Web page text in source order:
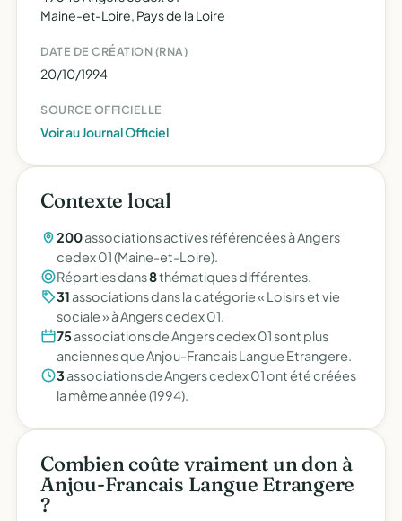
Maine-et-Loire, Pays de la Loire
DATE DE CRÉATION (RNA)
20/10/1994
SOURCE OFFICIELLE
Voir au Journal Officiel
Contexte local
200associations actives référencées à Angers
cedex 01 (Maine-et-Loire).
Réparties dans8thématiques différentes.
31 associations dans la catégorie « Loisirs et vie
sociale » à Angers cedex 01.
75associations de Angers cedex 01 sont plus
anciennes que Anjou-Francais Langue Etrangere.
3associations de Angers cedex 01 ont été créées
la même année (1994).
Combien coûte vraiment un don à
Anjou-Francais Langue Etrangere
?